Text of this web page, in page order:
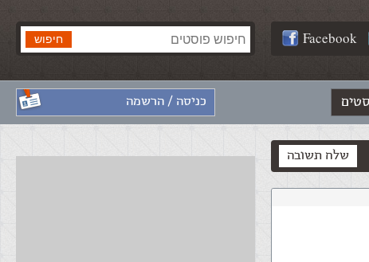
Facebook
כניסה / הרשמה
שלח תשובה